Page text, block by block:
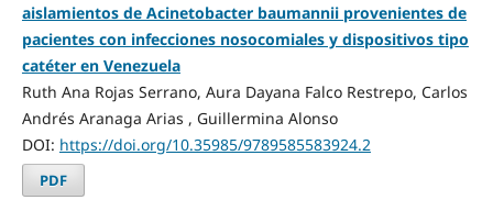
aislamientos de Acinetobacter baumannii provenientes de
pacientes con infecciones nosocomiales y dispositivos tipo
catéter en Venezuela
Ruth Ana Rojas Serrano, Aura Dayana Falco Restrepo, Carlos
Andrés Aranaga Arias , Guillermina Alonso
DOI: https://doi.org/10.35985/9789585583924.2
PDF